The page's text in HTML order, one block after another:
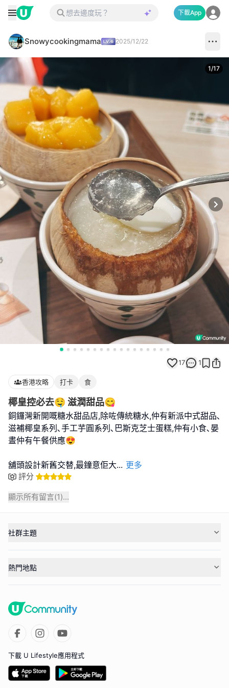
下載App
Snowycookingmama 2025/12/22
1/17
17 1
香港攻略 打卡 食
椰皇控必去🤤 滋潤甜品😋
銅鑼灣新開嘅糖水甜品店,除咗傳統糖水,仲有新派中式甜品､
滋補椰皇系列､手工芋圓系列､巴斯克芝士蛋糕,仲有小食､晏
晝仲有午餐供應😍
舖頭設計新舊交替,最鐘意佢大... 更多
評分
顯示所有留言(1)...
社群主題
熱門地點
下載 U Lifestyle應用程式